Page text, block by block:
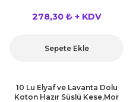
278,30 ₺ + KDV
Sepete Ekle
10 Lu Elyaf ve Lavanta Dolu
Koton Hazır Süslü Kese,Mor